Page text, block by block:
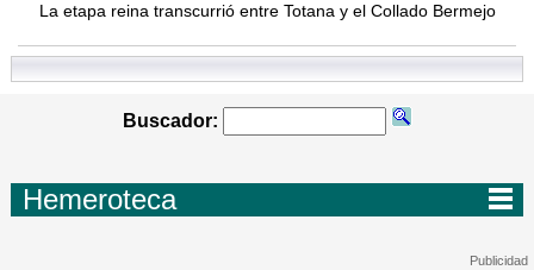
La etapa reina transcurrió entre Totana y el Collado Bermejo
Buscador:
Hemeroteca